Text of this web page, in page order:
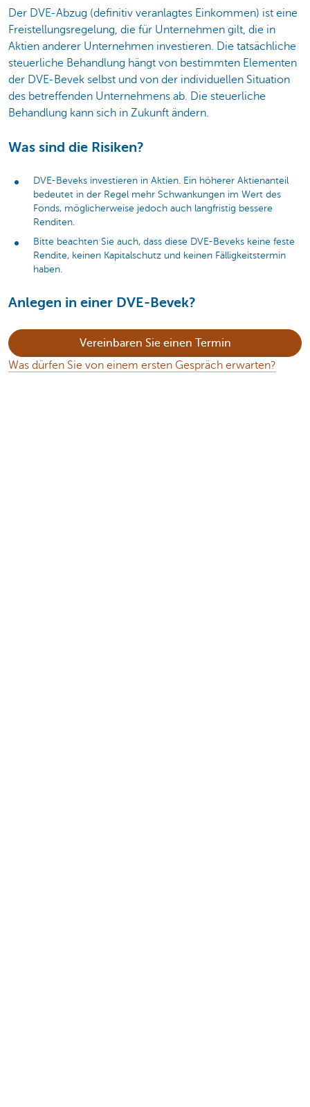
Der DVE-Abzug (definitiv veranlagtes Einkommen) ist eine
Freistellungsregelung, die für Unternehmen gilt, die in
Aktien anderer Unternehmen investieren. Die tatsächliche
steuerliche Behandlung hängt von bestimmten Elementen
der DVE-Bevek selbst und von der individuellen Situation
des betreffenden Unternehmens ab. Die steuerliche
Behandlung kann sich in Zukunft ändern.
Was sind die Risiken?
DVE-Beveks investieren in Aktien. Ein höherer Aktienanteil
bedeutet in der Regel mehr Schwankungen im Wert des
Fonds, möglicherweise jedoch auch langfristig bessere
Renditen.
Bitte beachten Sie auch, dass diese DVE-Beveks keine feste
Rendite, keinen Kapitalschutz und keinen Fälligkeitstermin
haben.
Anlegen in einer DVE-Bevek?
Vereinbaren Sie einen Termin
Was dürfen Sie von einem ersten Gespräch erwarten?